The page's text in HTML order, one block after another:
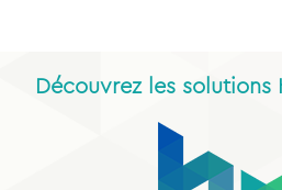
Découvrez les solutions